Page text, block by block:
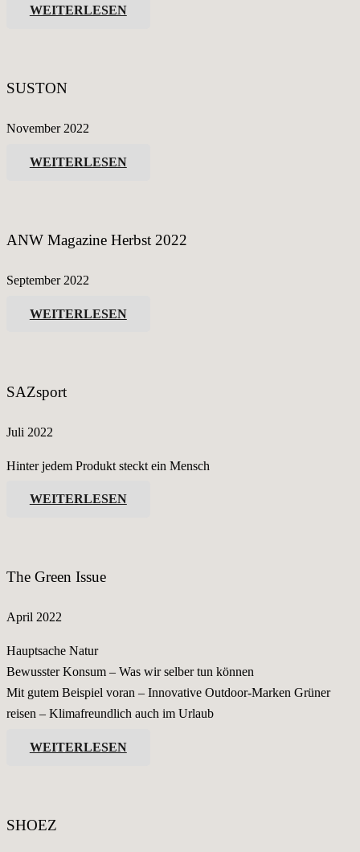
WEITERLESEN
SUSTON
November 2022
WEITERLESEN
ANW Magazine Herbst 2022
September 2022
WEITERLESEN
SAZsport
Juli 2022
Hinter jedem Produkt steckt ein Mensch
WEITERLESEN
The Green Issue
April 2022
Hauptsache Natur
Bewusster Konsum – Was wir selber tun können
Mit gutem Beispiel voran – Innovative Outdoor-Marken Grüner
reisen – Klimafreundlich auch im Urlaub
WEITERLESEN
SHOEZ